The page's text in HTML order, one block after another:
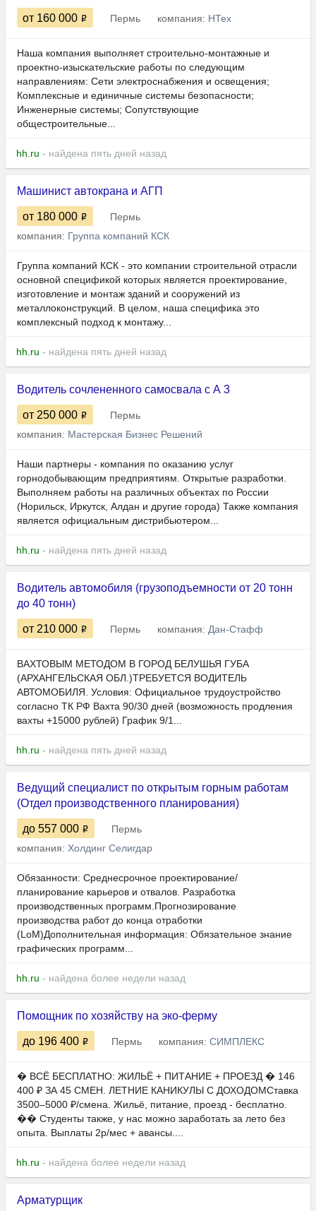
от 160 000 Пермь компания: НТех
Наша компания выполняет строительно-монтажные и
проектно-изыскательские работы по следующим
направлениям: Сети электроснабжения и освещения;
Комплексные и единичные системы безопасности;
Инженерные системы; Сопутствующие
общестроительные...
hh.ru - найдена пять дней назад
Машинист автокрана и АГП
от 180 000
Пермь
компания: Группа компаний КСК
Группа компаний КСК - это компании строительной отрасли
основной спецификой которых является проектирование,
изготовление и монтаж зданий и сооружений из
металлоконструкций. В целом, наша специфика это
комплексный подход к монтажу...
hh.ru - найдена пять дней назад
Водитель сочлененного самосвала с А 3
от 250 000
Пермь
компания: Мастерская Бизнес Решений
Наши партнеры - компания по оказанию услуг
горнодобывающим предприятиям. Открытые разработки.
Выполняем работы на различных объектах по России
(Норильск, Иркутск, Алдан и другие города) Также компания
является официальным дистрибьютером...
hh.ru - найдена пять дней назад
Водитель автомобиля (грузоподъемности от 20 тонн
до 40 тонн)
от 210 000 Пермь компания: Дан-Стафф
ВАХТОВЫМ МЕТОДОМ В ГОРОД БЕЛУШЬЯ ГУБА
(АРХАНГЕЛЬСКАЯ ОБЛ.)ТРЕБУЕТСЯ ВОДИТЕЛЬ
АВТОМОБИЛЯ. Условия: Официальное трудоустройство
согласно ТК РФ Вахта 90/30 дней (возможность продления
вахты +15000 рублей) График 9/1...
hh.ru - найдена пять дней назад
Ведущий специалист по открытым горным работам
(Отдел производственного планирования)
до 557 000
Пермь
компания: Холдинг Селигдар
Обязанности: Среднесрочное проектирование/
планирование карьеров и отвалов. Разработка
производственных программ.Прогнозирование
производства работ до конца отработки
(LoM)Дополнительная информация: Обязательное знание
графических программ...
hh.ru - найдена более недели назад
Помощник по хозяйству на эко-ферму
до 196 400 Пермь компания: СИМПЛЕКС
� ВСЁ БЕСПЛАТНО: ЖИЛЬЁ + ПИТАНИЕ + ПРОЕЗД � 146
400 ₽ ЗА 45 СМЕН. ЛЕТНИЕ КАНИКУЛЫ С ДОХОДОМСтавка
3500–5000 ₽/смена. Жильё, питание, проезд - бесплатно.
�‍� Студенты также, у нас можно заработать за лето без
опыта. Выплаты 2р/мес + авансы....
hh.ru - найдена более недели назад
Арматурщик